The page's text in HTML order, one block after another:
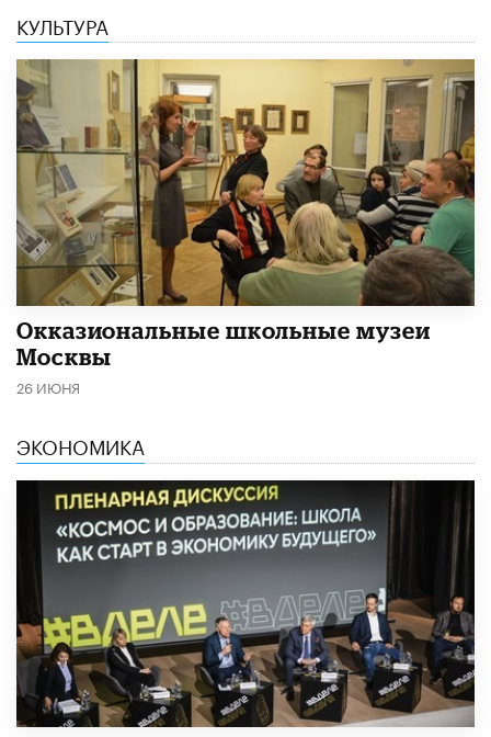
КУЛЬТУРА
​Окказиональные школьные музеи
Москвы
26 ИЮНЯ
ЭКОНОМИКА